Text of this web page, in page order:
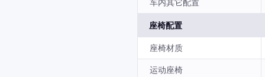
车内其它配置
座椅配置
座椅材质
运动座椅